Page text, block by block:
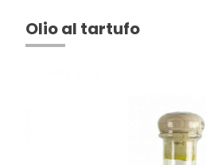
Olio al tartufo